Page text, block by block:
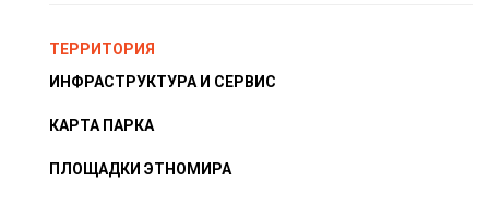
ТЕРРИТОРИЯ
ИНФРАСТРУКТУРА И СЕРВИС
КАРТА ПАРКА
ПЛОЩАДКИ ЭТНОМИРА